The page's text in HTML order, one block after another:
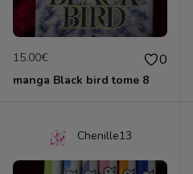
15.00€ 0
manga Black bird tome 8
Chenille13